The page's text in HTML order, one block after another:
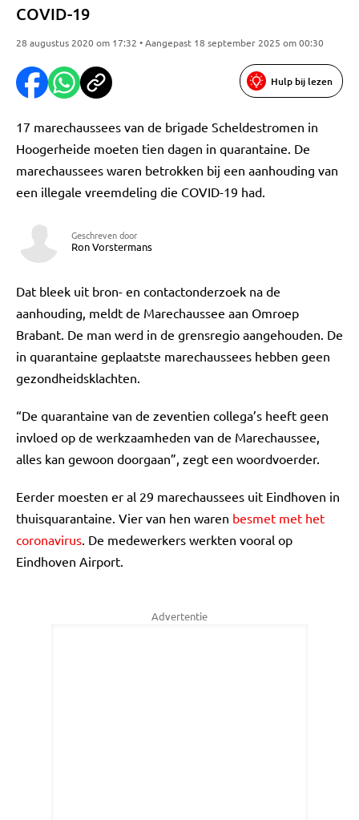
COVID-19
28 augustus 2020 om 17:32 • Aangepast 18 september 2025 om 00:30
Hulp bij lezen
17 marechaussees van de brigade Scheldestromen in
Hoogerheide moeten tien dagen in quarantaine. De
marechaussees waren betrokken bij een aanhouding van
een illegale vreemdeling die COVID-19 had.
Geschreven door
Ron Vorstermans
Dat bleek uit bron- en contactonderzoek na de
aanhouding, meldt de Marechaussee aan Omroep
Brabant. De man werd in de grensregio aangehouden. De
in quarantaine geplaatste marechaussees hebben geen
gezondheidsklachten.
“De quarantaine van de zeventien collega’s heeft geen
invloed op de werkzaamheden van de Marechaussee,
alles kan gewoon doorgaan”, zegt een woordvoerder.
Eerder moesten er al 29 marechaussees uit Eindhoven in
thuisquarantaine. Vier van hen waren besmet met het
coronavirus. De medewerkers werkten vooral op
Eindhoven Airport.
Advertentie